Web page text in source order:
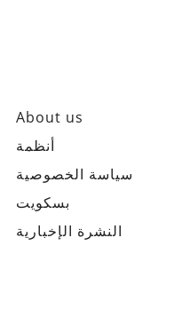
About us
أنظمة
سياسة الخصوصية
بسكويت
النشرة الإخبارية